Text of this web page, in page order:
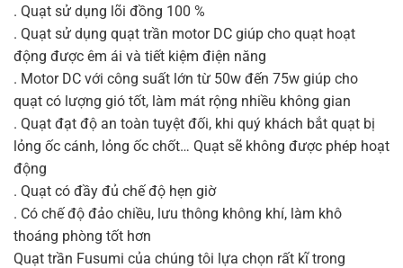
. Quạt sử dụng lõi đồng 100 %
. Quạt sử dụng quạt trần motor DC giúp cho quạt hoạt
động được êm ái và tiết kiệm điện năng
. Motor DC với công suất lớn từ 50w đến 75w giúp cho
quạt có lượng gió tốt, làm mát rộng nhiều không gian
. Quạt đạt độ an toàn tuyệt đối, khi quý khách bắt quạt bị
lỏng ốc cánh, lỏng ốc chốt… Quạt sẽ không được phép hoạt
động
. Quạt có đầy đủ chế độ hẹn giờ
. Có chế độ đảo chiều, lưu thông không khí, làm khô
thoáng phòng tốt hơn
Quạt trần Fusumi của chúng tôi lựa chọn rất kĩ trong